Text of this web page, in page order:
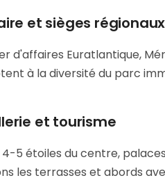
et sièges régionaux
d'affaires Euratlantique,
à la diversité du parc
et tourisme
4-5 étoiles du centre,
les terrasses et abords